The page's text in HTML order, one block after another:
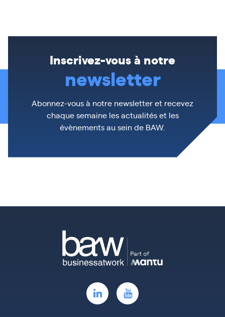
Inscrivez-vous à notre
newsletter
Abonnez-vous à notre newsletter et recevez
chaque semaine les actualités et les
évènements au sein de BAW.